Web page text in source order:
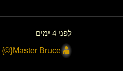
לפני 4 ימים
Master Bruce
​{
©
}